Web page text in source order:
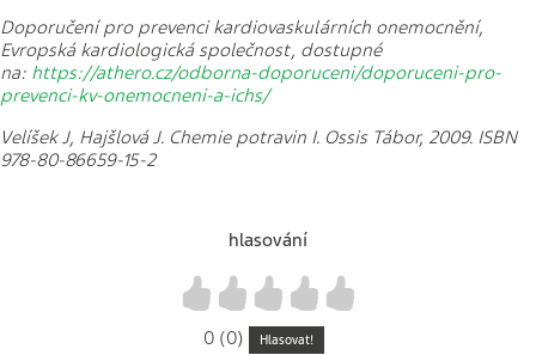
Doporučení pro prevenci kardiovaskulárních onemocnění,
Evropská kardiologická společnost, dostupné
na: https://athero.cz/odborna-doporuceni/doporuceni-pro-
prevenci-kv-onemocneni-a-ichs/
Velíšek J, Hajšlová J. Chemie potravin I. Ossis Tábor, 2009. ISBN
978-80-86659-15-2
hlasování
4
3
2
1
0 (0) Hlasovat!